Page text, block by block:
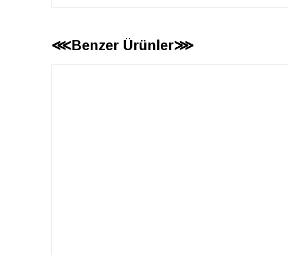
⋘Benzer Ürünler⋙